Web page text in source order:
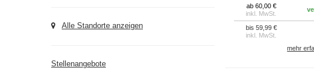
Alle Standorte anzeigen
Stellenangebote
ab 60,00 €
inkl. MwSt.
bis 59,99 €
inkl. MwSt.
mehr